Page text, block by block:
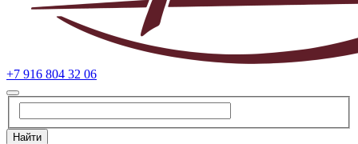
+7 916 804 32 06
Найти